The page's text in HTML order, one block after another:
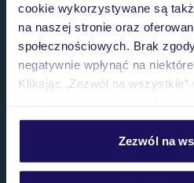
cookie wykorzystywane są
na naszej stronie oraz
społecznościowych. Brak
negatywnie wpłynąć na
Klikając „Zezwól na
personalizować swój wybór
Szczegółowe informacje o
Zezwól na